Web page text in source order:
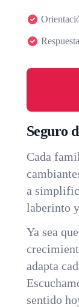
Seguro
Cada
a
laberinto
Ya sea
adapta
sentido